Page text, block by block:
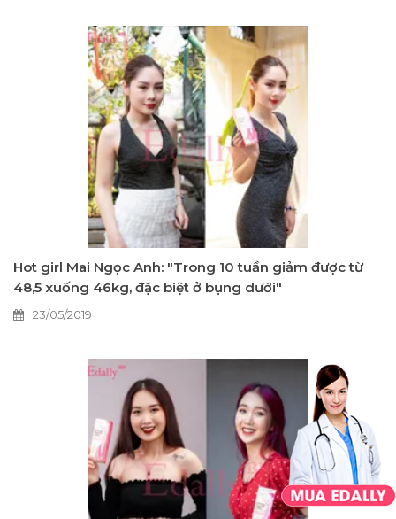
Hot girl Mai Ngọc Anh: "Trong 10 tuần giảm được từ
48,5 xuống 46kg, đặc biệt ở bụng dưới"
23/05/2019